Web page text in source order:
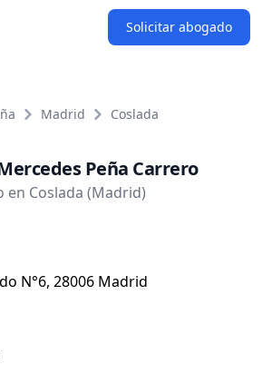
Solicitar abogado
Madrid Coslada
Peña Carrero
en Coslada (Madrid)
N°6, 28006 Madrid